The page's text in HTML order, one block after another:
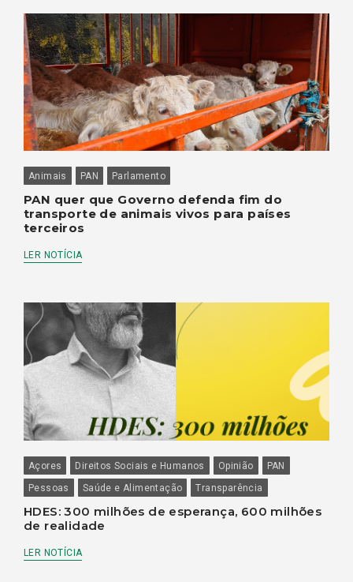
Animais PAN Parlamento
PAN quer que Governo defenda fim do
transporte de animais vivos para países
terceiros
LER NOTÍCIA
Açores Direitos Sociais e Humanos Opinião
PAN
Pessoas
Saúde e Alimentação Transparência
HDES: 300 milhões de esperança, 600 milhões
de realidade
LER NOTÍCIA